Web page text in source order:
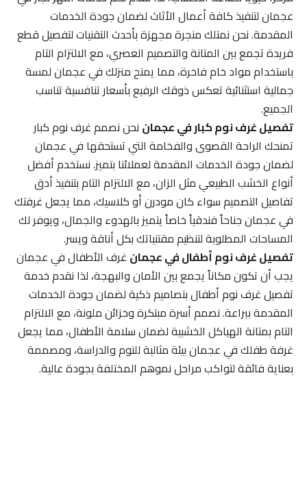
عجمان لتنفيذ كافة أعمال الأثاث لضمان جودة الخدمات
المقدمة. نحن نمتلك منجرة مجهزة بأحدث التقنيات لتفصيل قطع
فريدة تجمع بين المتانة والتصميم العصري، مع الالتزام التام
باستخدام مواد خام فاخرة، مما يمنح منزلك في عجمان لمسة
جمالية استثنائية تعكس ذوقك الرفيع بأسعار تنافسية تناسب
الجميع.
تفصيل غرف نوم كبار في عجماننحن نصمم غرف نوم كبار
تمنحك الراحة القصوى والفخامة التي تستحقها في عجمان
لضمان جودة الخدمات المقدمة لعملائنا بتميز. نستخدم أفضل
أنواع الخشب الطبيعي مثل الزان، مع الالتزام التام بتنفيذ أدق
تفاصيل التصميم سواء كان مودرن أو كلاسيك، مما يجعل غرفتك
في عجمان جناحاً فندقياً خاصاً يتميز بالهدوء والجمال، ويوفر لك
المساحات المطلوبة لتنظيم مقتنياتك بكل أناقة ويسر.
تفصيل غرف نوم أطفال في عجمانغرف الأطفال في عجمان
يجب أن تكون مكاناً يجمع بين الأمان والبهجة، لذا نقدم خدمة
تفصيل غرف نوم أطفال بتصاميم ذكية لضمان جودة الخدمات
المقدمة ببراعة. نصمم أسرة مبتكرة وخزائن ملونة، مع الالتزام
التام بمتانة الهياكل الخشبية لضمان سلامة الأطفال، مما يجعل
غرفة طفلك في عجمان بيئة مثالية للنوم والدراسة، ومصممة
بعناية فائقة لتواكب مراحل نموهم المختلفة بجودة عالية.